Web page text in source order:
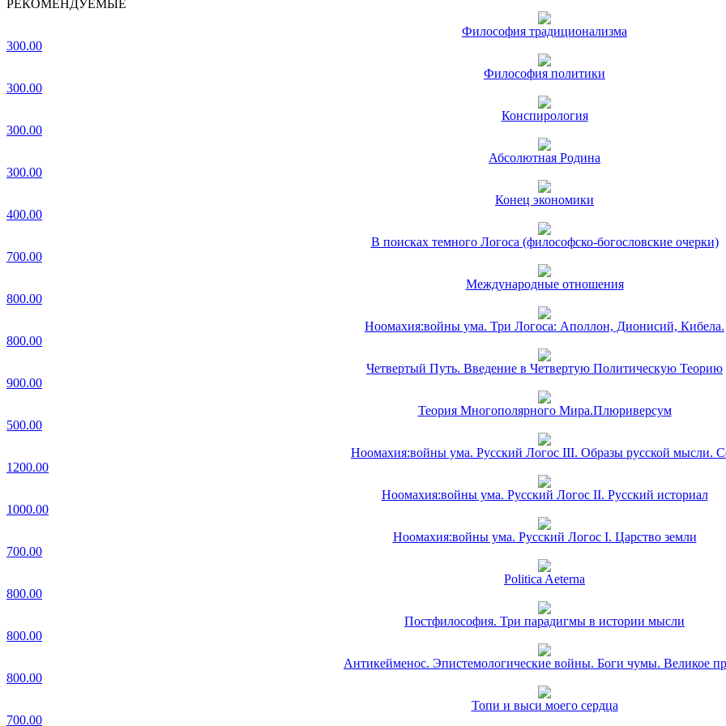
РЕКОМЕНДУЕМЫЕ
Философия традиционализма
300.00
Философия политики
300.00
Конспирология
300.00
Абсолютная Родина
300.00
Конец экономики
400.00
В поисках темного Логоса (философско-богословские очерки)
700.00
Международные отношения
800.00
Ноомахия:войны ума. Три Логоса: Аполлон, Дионисий, Кибела.
800.00
Четвертый Путь. Введение в Четвертую Политическую Теорию
900.00
Теория Многополярного Мира.Плюриверсум
500.00
Ноомахия:войны ума. Русский Логос III. Образы русской мысли.
1200.00
Ноомахия:войны ума. Русский Логос II. Русский историал
1000.00
Ноомахия:войны ума. Русский Логос I. Царство земли
700.00
Politica Aeterna
800.00
Постфилософия. Три парадигмы в истории мысли
800.00
Антикейменос. Эпистемологические войны. Боги чумы. Великое
800.00
Топи и выси моего сердца
700.00